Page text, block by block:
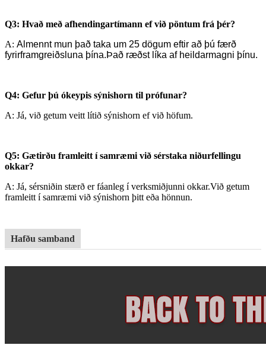
Q3: Hvað með afhendingartímann ef við pöntum frá þér?
A: Almennt mun það taka um 25 dögum eftir að þú færð
fyrirframgreiðsluna þína.Það ræðst líka af heildarmagni þínu.
Q4: Gefur þú ókeypis sýnishorn til prófunar?
A: Já, við getum veitt lítið sýnishorn ef við höfum.
Q5: Gætirðu framleitt í samræmi við sérstaka niðurfellingu
okkar?
A: Já, sérsniðin stærð er fáanleg í verksmiðjunni okkar.Við getum
framleitt í samræmi við sýnishorn þitt eða hönnun.
Hafðu samband